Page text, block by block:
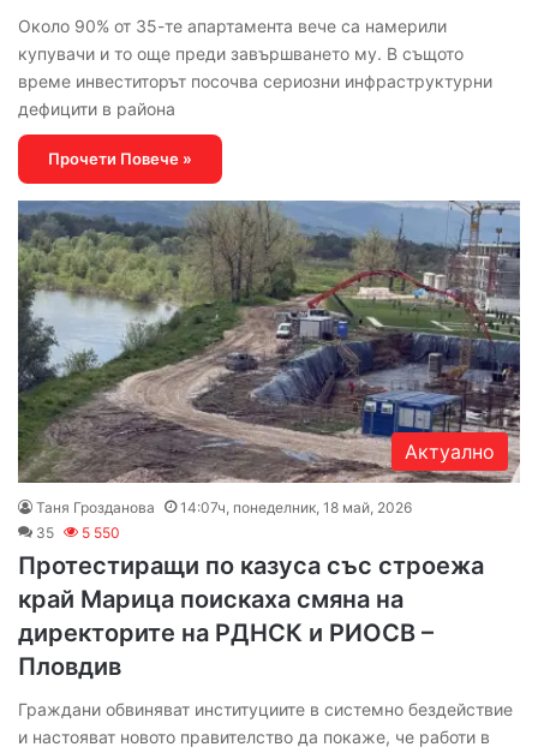
Около 90% от 35-те апартамента вече са намерили
купувачи и то още преди завършването му. В същото
време инвеститорът посочва сериозни инфраструктурни
дефицити в района
Прочети Повече »
Актуално
Таня Грозданова
14:07ч, понеделник, 18 май, 2026
35
5 550
Протестиращи по казуса със строежа
край Марица поискаха смяна на
директорите на РДНСК и РИОСВ –
Пловдив
Граждани обвиняват институциите в системно бездействие
и настояват новото правителство да покаже, че работи в